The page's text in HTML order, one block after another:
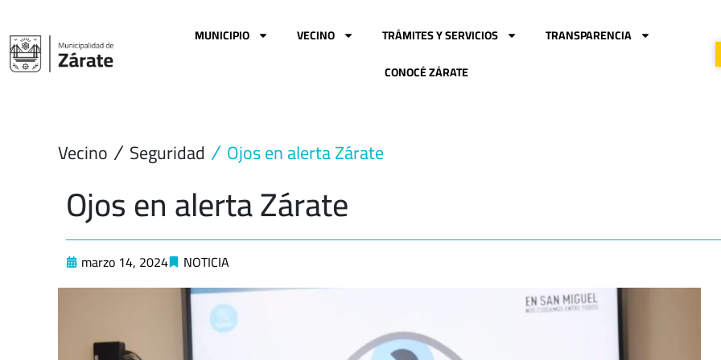
contenido
MUNICIPIO VECINO TRÁMITES Y SERVICIOS
TRANSPARENCIA
CONOCÉ ZÁRATE
Vecino Seguridad Ojos en alerta Zárate
Ojos en alerta Zárate
marzo 14, 2024 NOTICIA